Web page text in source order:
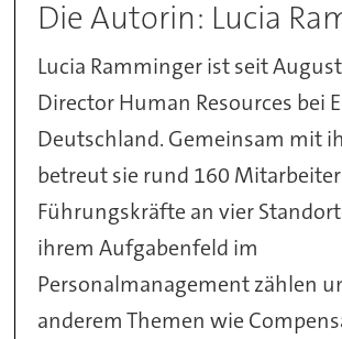
Die Autorin: Lucia
Lucia Ramminger ist seit
Director Human Resources bei
Deutschland. Gemeinsam mit
betreut sie rund 160
Führungskräfte an vier
ihrem Aufgabenfeld im
Personalmanagement zählen
anderem Themen wie